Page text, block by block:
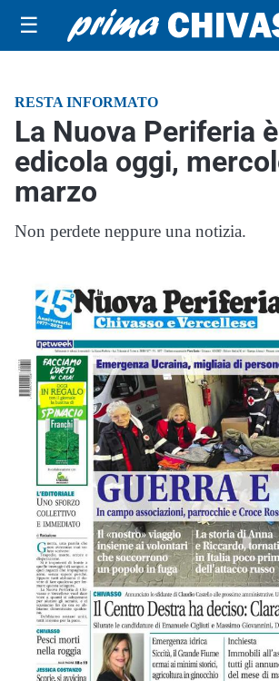
☰
RESTA INFORMATO
La Nuova Periferia
edicola oggi,
marzo
Non perdete neppure una notizia.